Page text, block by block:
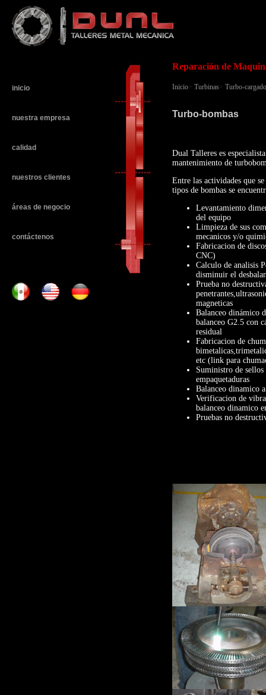
Reparación de
Inicio> Turbinas> Turbo-
Turbo-bombas
Dual Talleres es
mantenimiento de
Entre las actividades que
tipos de bombas se
Levantamiento
del equipo
Limpieza de sus
mecanicos y/o
Fabricacion de
CNC)
Calculo de analisis
disminuir el
Prueba no
magneticas
Balanceo dinámico
balanceo G2.5 con
residual
Fabricacion de
etc (link para
Suministro de sellos
empaquetaduras
Balanceo dinamico
Verificacion de
balanceo dinamico
Pruebas no
inicio
nuestra empresa
contáctenos
calidad
nuestros clientes
áreas de negocio